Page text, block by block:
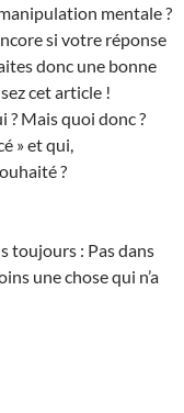
mentale ?
si votre réponse
donc une bonne
cet article !
? Mais quoi donc ?
» et qui,
?
toujours : Pas dans
une chose qui n’a